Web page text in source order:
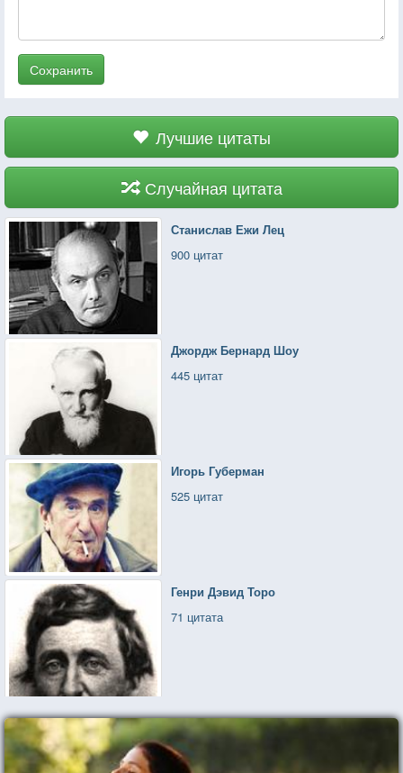
Сохранить
Лучшие цитаты
Случайная цитата
Станислав Ежи Лец
900 цитат
Джордж Бернард Шоу
445 цитат
Игорь Губерман
525 цитат
Генри Дэвид Торо
71 цитата